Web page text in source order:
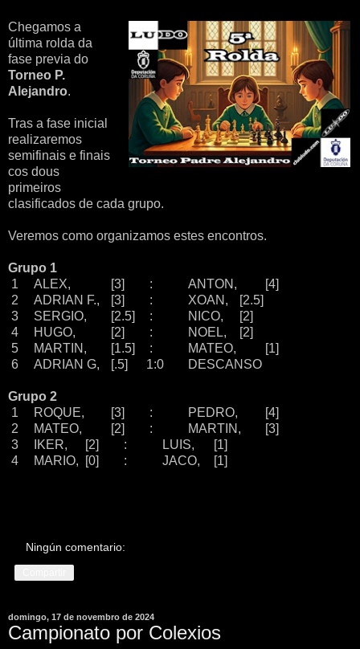
Chegamos a
última rolda da
fase previa do
Torneo P.
Alejandro.
Tras a fase inicial
realizaremos
semifinais e finais
cos dous
primeiros
clasificados de cada grupo.
Veremos como organizamos estes encontros.
Grupo 1
1
ALEX, [3] : ANTON,
[4]
2
ADRIAN F., [3] : XOAN,
[2.5]
3
SERGIO, [2.5] : NICO,
[2]
4
HUGO, [2] : NOEL,
[2]
5
MARTIN, [1.5] : MATEO,
[1]
6
ADRIAN G, [.5] 1:0 DESCANSO
Grupo 2
1
ROQUE, [3] : PEDRO,
[4]
2
MATEO, [2] : MARTIN,
[3]
3
IKER, [2] : LUIS,
[1]
4
MARIO, [0] : JACO, [1]
Ningún comentario:
domingo, 17 de novembro de 2024
Campionato por Colexios